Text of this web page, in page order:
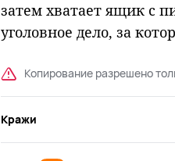
затем хватает ящик с
уголовное дело, за
Копирование разрешено
Кражи